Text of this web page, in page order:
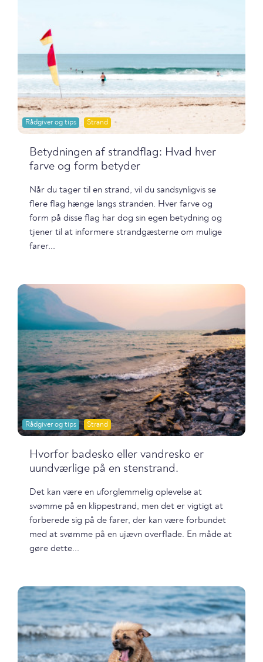
Rådgiver og tips Strand
Betydningen af strandflag: Hvad hver
farve og form betyder
Når du tager til en strand, vil du sandsynligvis se
flere flag hænge langs stranden. Hver farve og
form på disse flag har dog sin egen betydning og
tjener til at informere strandgæsterne om mulige
farer...
Rådgiver og tips Strand
Hvorfor badesko eller vandresko er
uundværlige på en stenstrand.
Det kan være en uforglemmelig oplevelse at
svømme på en klippestrand, men det er vigtigt at
forberede sig på de farer, der kan være forbundet
med at svømme på en ujævn overflade. En måde at
gøre dette...